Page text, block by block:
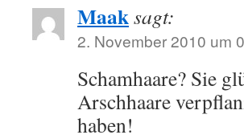
Maaksagt:
2. November 2010 um
Schamhaare? Sie
Arschhaare
haben!